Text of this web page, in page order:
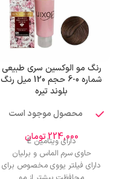
رنگ مو الوکسین سری طبیعی
شماره 0-6 حجم 120 میل رنگ
بلوند تیره
محصول موجود است
224,000تومان
دارای ویتامین E
حاوی سرم الماس و برلیان
دارای فیلتر یووی مخصوص برای